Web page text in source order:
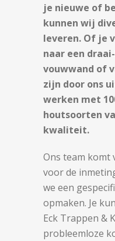
je nieuwe of
kunnen wij
leveren. Of je
naar een
vouwwand of
zijn door ons
werken met
houtsoorten
kwaliteit.
Ons team komt
voor de
we een
opmaken. Je
Eck Trappen &
probleemloze